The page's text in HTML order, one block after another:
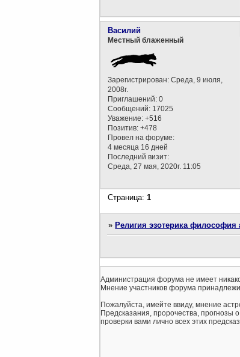
Василий
Местный блаженный
Зарегистрирован: Среда, 9 июля,
2008г.
Приглашений: 0
Сообщений: 17025
Уважение: +516
Позитив: +478
Провел на форуме:
4 месяца 16 дней
Последний визит:
Среда, 27 мая, 2020г. 11:05
Страница:1
» Религия эзотерика
Администрация форума не имеет
Мнение участников форума
Пожалуйста, имейте ввиду, мнение
Предсказания, пророчества,
проверки вами лично всех этих